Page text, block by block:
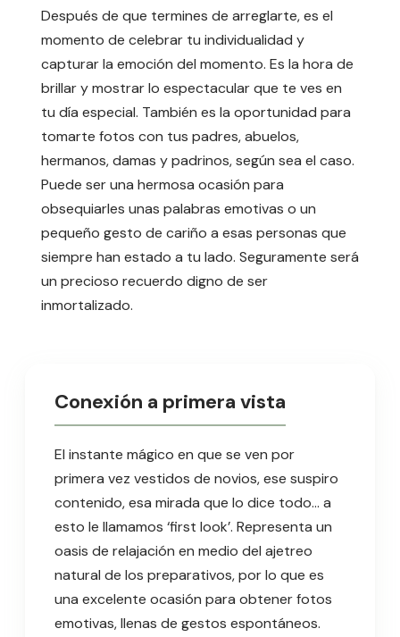
Después de que termines de arreglarte, es el
momento de celebrar tu individualidad y
capturar la emoción del momento. Es la hora de
brillar y mostrar lo espectacular que te ves en
tu día especial. También es la oportunidad para
tomarte fotos con tus padres, abuelos,
hermanos, damas y padrinos, según sea el caso.
Puede ser una hermosa ocasión para
obsequiarles unas palabras emotivas o un
pequeño gesto de cariño a esas personas que
siempre han estado a tu lado. Seguramente será
un precioso recuerdo digno de ser
inmortalizado.
Conexión a primera vista
El instante mágico en que se ven por
primera vez vestidos de novios, ese suspiro
contenido, esa mirada que lo dice todo… a
esto le llamamos ‘first look’. Representa un
oasis de relajación en medio del ajetreo
natural de los preparativos, por lo que es
una excelente ocasión para obtener fotos
emotivas, llenas de gestos espontáneos.